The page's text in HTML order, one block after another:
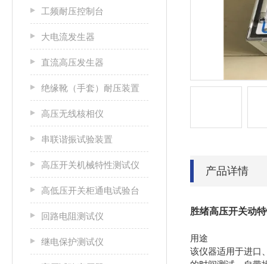
工频耐压控制台
大电流发生器
直流高压发生器
绝缘靴（手套）耐压装置
高压无线核相仪
串联谐振试验装置
高压开关机械特性测试仪
高低压开关柜通电试验台
回路电阻测试仪
继电保护测试仪
产品详情
胜绪高压开关动
用途
该仪器适用于进口